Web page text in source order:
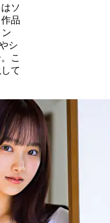
ソ
品
シ
こ
て